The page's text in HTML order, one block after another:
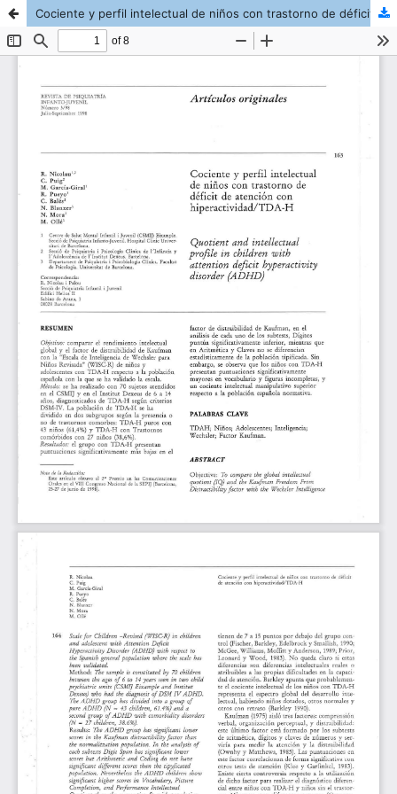
Cociente y perfil intelectual de niños con trastorno de déficit de atención con hiperactividad/TD A-H